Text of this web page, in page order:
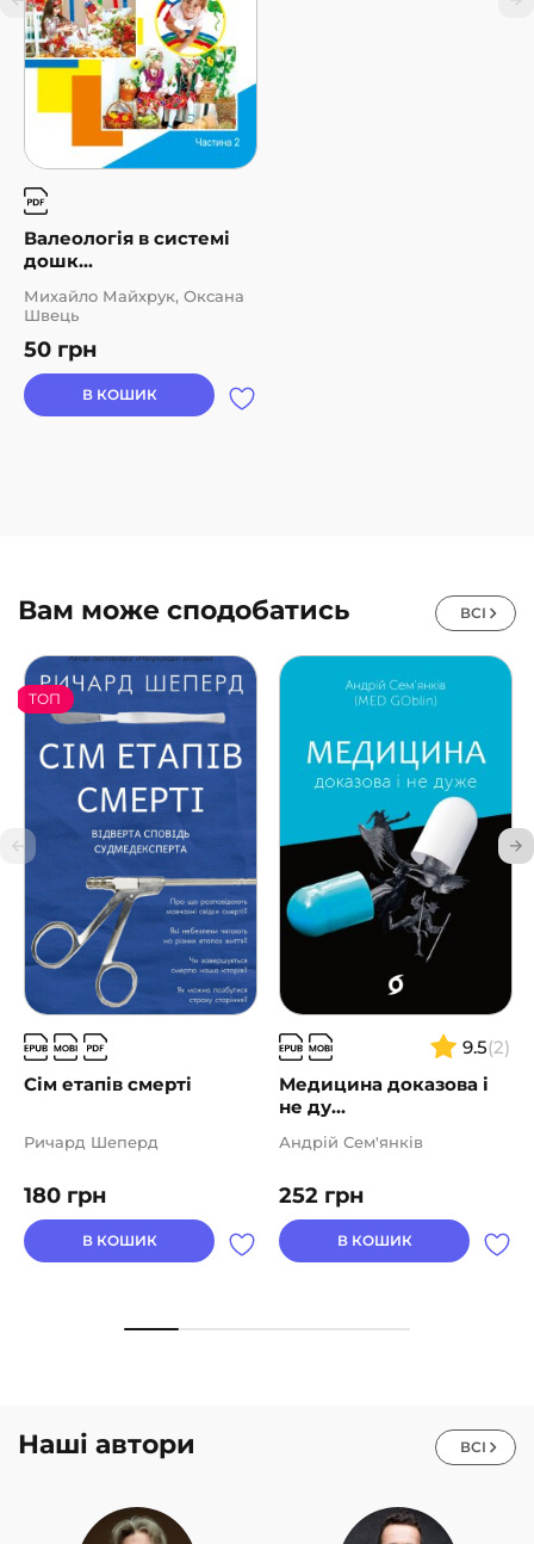
Валеологія в системі
дошк...
50 грн
Михайло Майхрук, Оксана
Швець
В КОШИК
Вам може сподобатись ВСІ
Сім етапів смерті
ТОП
180 грн
Ричард Шеперд
В КОШИК
9.5(2)
Медицина доказова і
не ду...
252 грн
Андрій Сем'янків
В КОШИК
Наші автори ВСІ